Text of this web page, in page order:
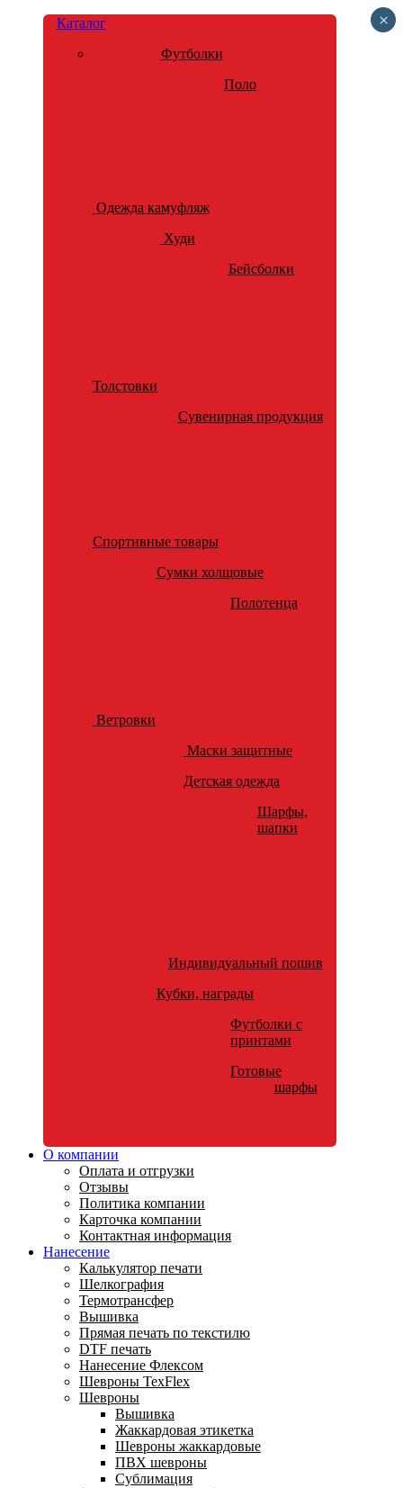
Каталог
Футболки
Поло
Одежда камуфляж
Худи
Бейсболки
Толстовки
Сувенирная продукция
Спортивные товары
Сумки холщовые
Полотенца
Ветровки
Маски защитные
Детская одежда
Шарфы,
шапки
Индивидуальный пошив
Кубки, награды
Футболки с
принтами
Готовые
шарфы
О компании
Оплата и отгрузки
Отзывы
Политика компании
Карточка компании
Контактная информация
Нанесение
Калькулятор печати
Шелкография
Термотрансфер
Вышивка
Прямая печать по текстилю
DTF печать
Нанесение Флексом
Шевроны TexFlex
Шевроны
Вышивка
Жаккардовая этикетка
Шевроны жаккардовые
ПВХ шевроны
Сублимация
×